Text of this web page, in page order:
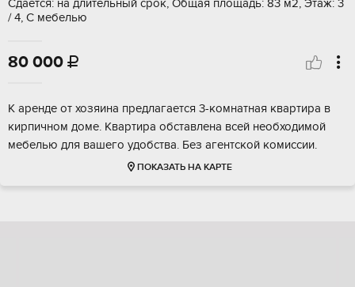
Сдается: на длительный срок, Общая площадь: 83 м2, Этаж: 3
/ 4, С мебелью
80 000 
К аренде от хозяина предлагается 3-комнатная квартира в
кирпичном доме. Квартира обставлена всей необходимой
мебелью для вашего удобства. Без агентской комиссии.
ПОКАЗАТЬ НА КАРТЕ